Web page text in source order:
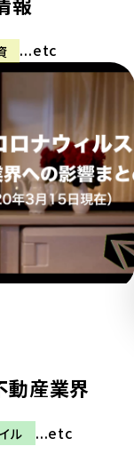
...etc
動産業界
ル ...etc